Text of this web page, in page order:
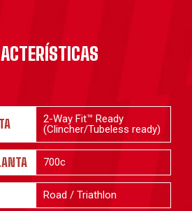
2-Way Fit™ Ready
(Clincher/Tubeless ready)
700c
Road / Triathlon